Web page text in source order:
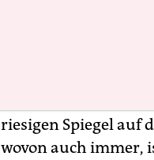
Stückes selbst. Da
letzten
riesigen Spiegel auf
wovon auch immer,